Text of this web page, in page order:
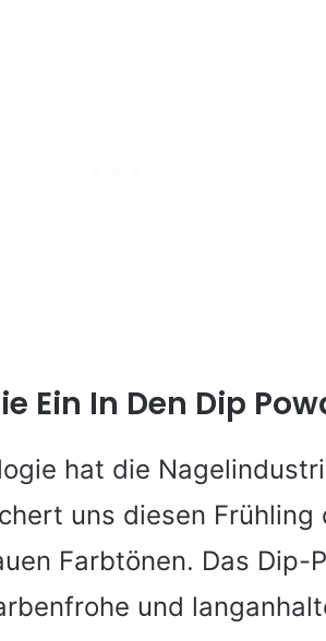
Ein In Den Dip
hat die
uns diesen Frühling
Farbtönen. Das Dip-
und